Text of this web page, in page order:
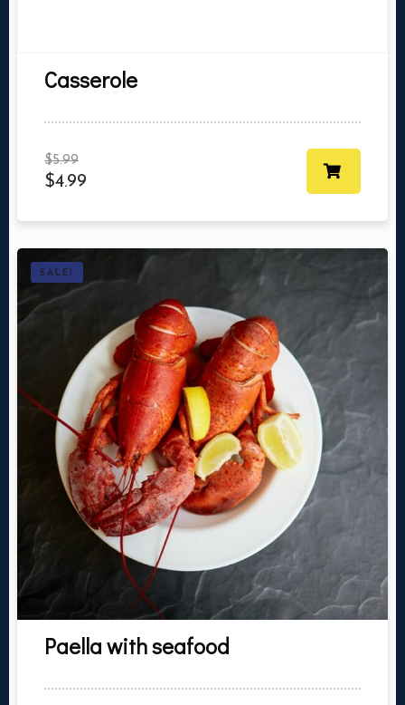
Сasserole
$5.99
$4.99
SALE!
Paella with seafood
Ma réservation
Nbr. de personne
Heure